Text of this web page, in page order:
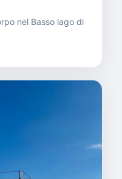
nel Basso lago di